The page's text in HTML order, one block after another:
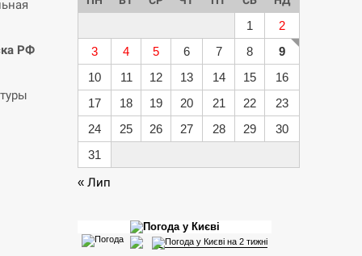
РФ
1
2
3
4 5 6 7 8
9
10
11 12 13 14 15
16
17
18 19 20 21 22
23
24
25 26 27 28 29
30
31
« Лип